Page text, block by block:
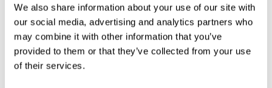
We also share information about your use of our site with
our social media, advertising and analytics partners who
may combine it with other information that you’ve
provided to them or that they’ve collected from your use
of their services.
surveillant continuellement la performance de l'utilisateur et en
ajustant les tâches en temps réel.
L'entraînement individualisé rendu possible
Le SEI™ offre un réglage bi-directionnel pointu au niveau du défi